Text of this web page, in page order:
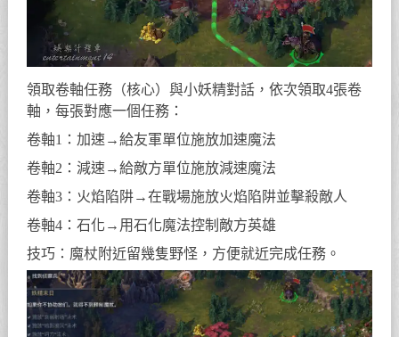
領取卷軸任務（核心）與小妖精對話，依次領取4張卷
軸，每張對應一個任務：
卷軸1：加速→給友軍單位施放加速魔法
卷軸2：減速→給敵方單位施放減速魔法
卷軸3：火焰陷阱→在戰場施放火焰陷阱並擊殺敵人
卷軸4：石化→用石化魔法控制敵方英雄
技巧：魔杖附近留幾隻野怪，方便就近完成任務。